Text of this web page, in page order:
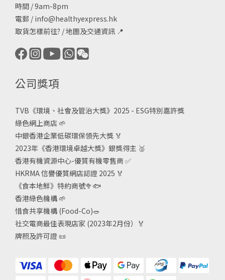
時間 / 9am-8pm
電郵 / info@healthyexpress.hk
取貨怎樣前往? /地圖及交通資訊 📍
公司獎項
TVB《環境、社會及管治大獎》2025 - ESG特別嘉許獎
綠色網上商店 🌱
中銀香港企業低碳環保領先大獎 🏅
2023年《香港環境卓越大獎》銀獎得主 🥈
香港有機資源中心-優質有機零售商✅
HKRMA 信譽優質網店認證 2025 🏅
《食本地鮮》特約商號🥦🐟
香港綠色機構 🌱
惜食共享機構 (Food-Co)🥗
社交電商最佳表現店家 (2023年2月份）🏅
牌照及許可證 📜